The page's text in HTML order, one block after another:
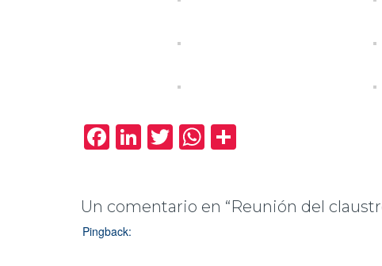
Facebook
LinkedIn
TwitterWhatsApp
Un comentario en “Reunión del
Pingback: